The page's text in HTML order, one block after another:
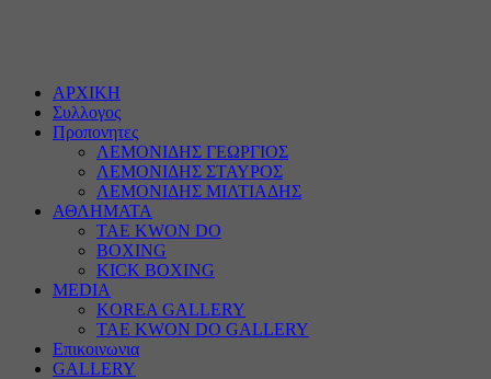
ΑΡΧΙΚΗ
Συλλογος
Προπονητες
ΛΕΜΟΝΙΔΗΣ ΓΕΩΡΓΙΟΣ
ΛΕΜΟΝΙΔΗΣ ΣΤΑΥΡΟΣ
ΛΕΜΟΝΙΔΗΣ ΜΙΛΤΙΑΔΗΣ
ΑΘΛΗΜΑΤΑ
TAE KWON DO
BOXING
KICK BOXING
MEDIA
KOREA GALLERY
TAE KWON DO GALLERY
Επικοινωνια
GALLERY